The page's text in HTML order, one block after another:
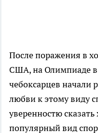
После поражения в
США, на Олимпиаде в
чебоксарцев начали
любви к этому виду
уверенностю
популярный вид